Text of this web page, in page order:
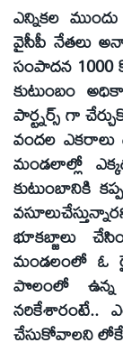
ఎన్నికల
వైసీపీ నేతలు
సంపాదన 1000
కుటుంబం
పార్ట్నర్స్ గా
వందల
మండలాల్లో
కుటుంబానికి
భూకబ్జాలు
మండలంలో ఓ
పొలంలో ఉన్న
నరికేశారంటే..
చేసుకోవాలని